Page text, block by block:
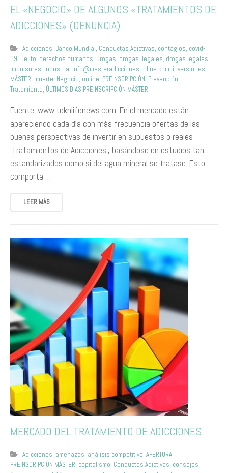
EL «NEGOCIO» DE ALGUNOS «TRATAMIENTOS DE
ADICCIONES» (DENUNCIA)
Adicciones, Banco Mundial, Conductas Adictivas, contagios, covid-
19, Delito, derechos humanos, Drogas, drogas ilegales, drogas legales,
impulsores, industria, info@masteradiccionesonline.com, inversiones,
MÁSTER, muerte, Negocio, online, PREINSCRIPCIÓN, Prevención,
Tratamiento, ÚLTIMOS DÍAS PREINSCRIPCIÓN MÁSTER
Fuente: www.teknlifenews.com. En el mercado están
apareciendo cada día con más frecuencia ofertas de las
buenas perspectivas de invertir en supuestos o reales
‘Tratamientos de Adicciones’, basándose en estudios tan
estandarizados como si del agua mineral se tratase. Esto
comporta,…
LEER MÁS
MERCADO DEL TRATAMIENTO DE ADICCIONES
Adicciones, amenazas, análisis competitivo, APERTURA
PREINSCRIPCIÓN MÁSTER, capitalismo, Conductas Adictivas, consejos,